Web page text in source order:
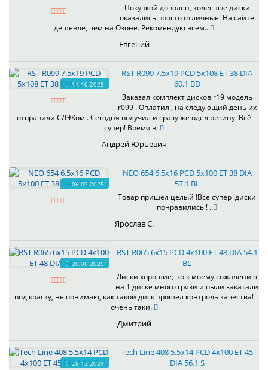
Покупкой доволен, колесные диски
оказались просто отличные! На сайте
дешевле, чем на Озоне. Рекомендую всем...
Евгений
11.10.2025
RST R099 7.5x19 PCD 5x108 ET 38 DIA
60.1 BD
Заказал комплект дисков r19 модель
r099 . Оплатил , на следующий день их
отправили СДЭКом . Сегодня получил и сразу же одел резину. Всё
супер! Время в..
Андрей Юрьевич
06.07.2025
NEO 654 6.5x16 PCD 5x100 ET 38 DIA
57.1 BL
Товар пришел целый !Все супер !диски
понравились ! ..
Ярослав С.
26.06.2025
RST R065 6x15 PCD 4x100 ET 48 DIA 54.1
BL
Диски хорошие, но к моему сожалению
на 1 диске много грязи и пыли закатали
под краску, не понимаю, как такой диск прошёл контроль качества!
очень таки..
Дмитрий
28.12.2024
Tech Line 408 5.5x14 PCD 4x100 ET 45
DIA 56.1 S